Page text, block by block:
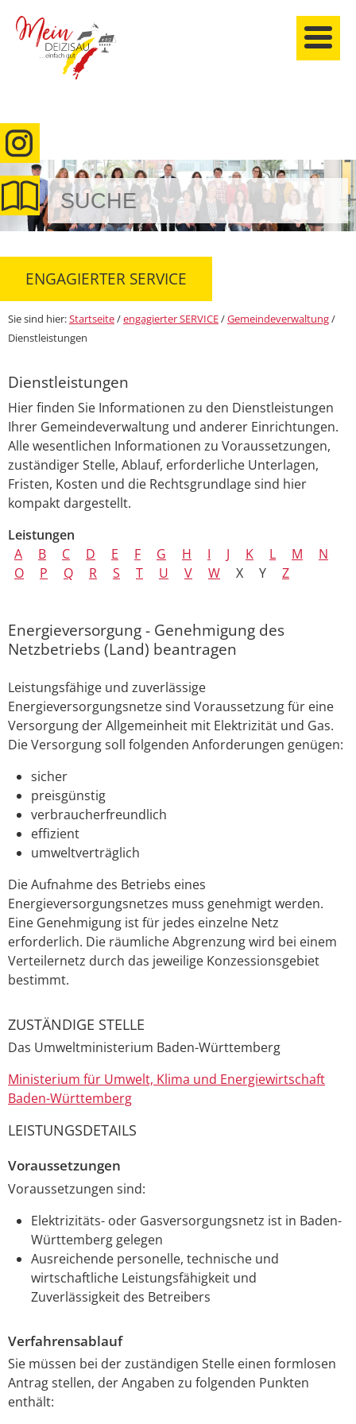
anmelden
ENGAGIERTER SERVICE
Sie sind hier:Startseite/engagierter SERVICE/Gemeindeverwaltung/
Dienstleistungen
Dienstleistungen
Hier finden Sie Informationen zu den Dienstleistungen
Ihrer Gemeindeverwaltung und anderer Einrichtungen.
Alle wesentlichen Informationen zu Voraussetzungen,
zuständiger Stelle, Ablauf, erforderliche Unterlagen,
Fristen, Kosten und die Rechtsgrundlage sind hier
kompakt dargestellt.
Leistungen
A
B C D E F G H I J K L M
N
O
P Q R S T U V W X Y Z
Energieversorgung - Genehmigung des
Netzbetriebs (Land) beantragen
Leistungsfähige und zuverlässige
Energieversorgungsnetze sind Voraussetzung für eine
Versorgung der Allgemeinheit mit Elektrizität und Gas.
Die Versorgung soll folgenden Anforderungen genügen:
sicher
preisgünstig
verbraucherfreundlich
effizient
umweltverträglich
Die Aufnahme des Betriebs eines
Energieversorgungsnetzes muss genehmigt werden.
Eine Genehmigung ist für jedes einzelne Netz
erforderlich. Die räumliche Abgrenzung wird bei einem
Verteilernetz durch das jeweilige Konzessionsgebiet
bestimmt.
ZUSTÄNDIGE STELLE
Das Umweltministerium Baden-Württemberg
Ministerium für Umwelt, Klima und Energiewirtschaft
Baden-Württemberg
LEISTUNGSDETAILS
Voraussetzungen
Voraussetzungen sind:
Elektrizitäts- oder Gasversorgungsnetz ist in Baden-
Württemberg gelegen
Ausreichende personelle, technische und
wirtschaftliche Leistungsfähigkeit und
Zuverlässigkeit des Betreibers
Verfahrensablauf
Sie müssen bei der zuständigen Stelle einen formlosen
Antrag stellen, der Angaben zu folgenden Punkten
enthält: